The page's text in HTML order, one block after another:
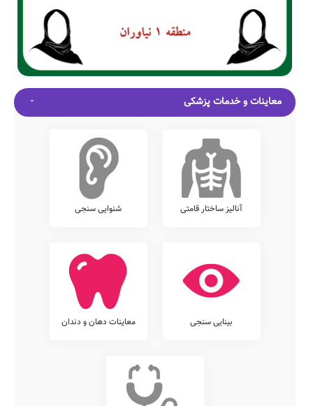
معاینات و خدمات پزشکی
آنالیز ساختار قامتی شنوایی سنجی
بینایی سنجی معاینات دهان و دندان